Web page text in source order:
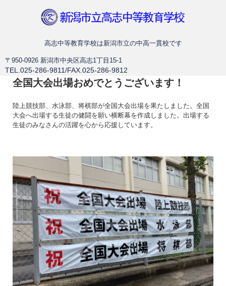
新潟市立高志中等教育学校
高志中等教育学校は新潟市立の中高一貫校です
〒950-0926 新潟市中央区高志1丁目15-1
TEL.025-286-9811/FAX.025-286-9812
全国大会出場おめでとうございます！
陸上競技部、水泳部、将棋部が全国大会出場を果たしました。全国
大会へ出場する生徒の健闘を願い横断幕を作成しました。出場する
生徒のみなさんの活躍を心から応援しています。